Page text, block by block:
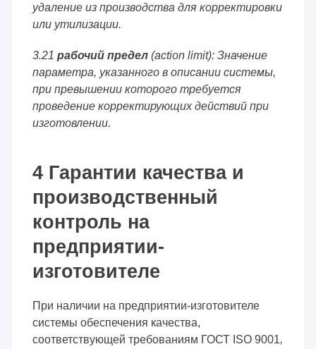
удаление из производства для корректировки
или утилизации.
3.21 рабочий предел (action limit): Значение
параметра, указанного в описании системы,
при превышении которого требуется
проведение корректирующих действий при
изготовлении.
4 Гарантии качества и
производственный
контроль на
предприятии-
изготовителе
При наличии на предприятии-изготовителе
системы обеспечения качества,
соответствующей требованиям ГОСТ ISO 9001,